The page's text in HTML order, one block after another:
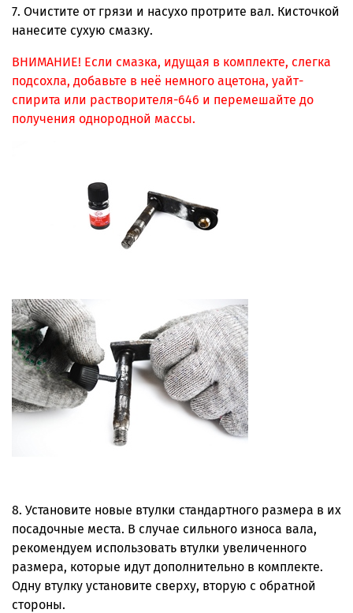
7. Очистите от грязи и насухо протрите вал. Кисточкой
нанесите сухую смазку.
ВНИМАНИЕ! Если смазка, идущая в комплекте, слегка
подсохла, добавьте в неё немного ацетона, уайт-
спирита или растворителя-646 и перемешайте до
получения однородной массы.
8. Установите новые втулки стандартного размера в их
посадочные места. В случае сильного износа вала,
рекомендуем использовать втулки увеличенного
размера, которые идут дополнительно в комплекте.
Одну втулку установите сверху, вторую с обратной
стороны.